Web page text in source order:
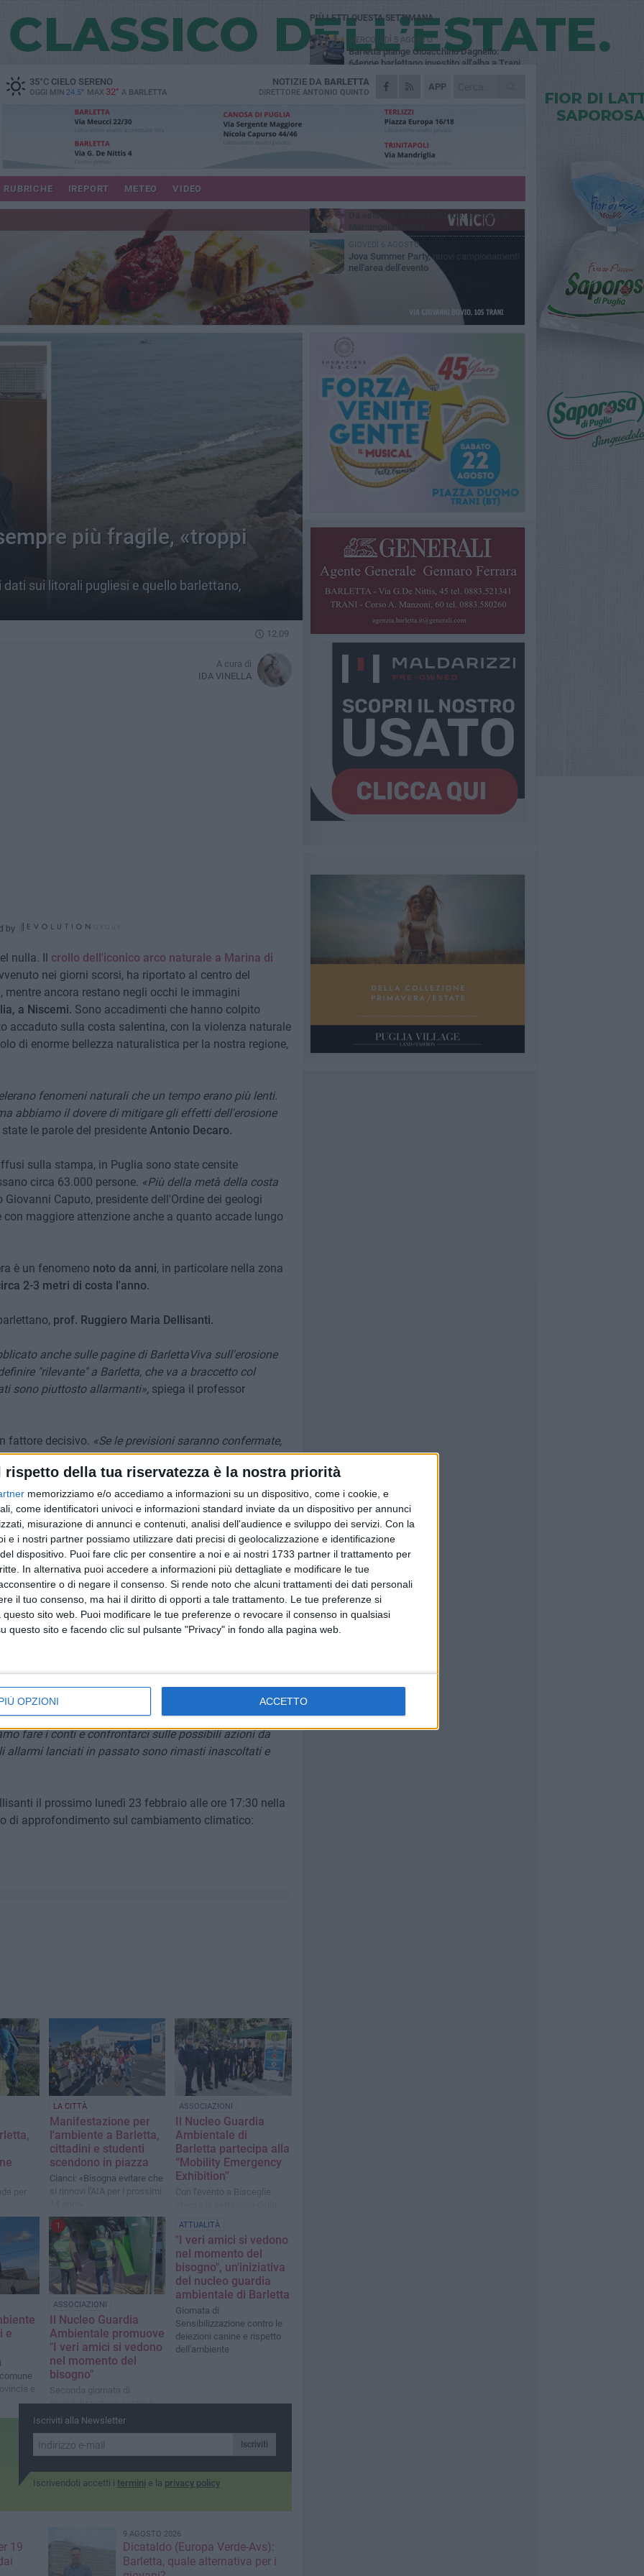
rispetto della tua riservatezza è la nostra priorità
memorizziamo e/o accediamo a informazioni su un dispositivo, come i cookie, e
come identificatori univoci e informazioni standard inviate da un dispositivo per annunci
misurazione di annunci e contenuti, analisi dell'audience e sviluppo dei servizi. Con la
e i nostri partner possiamo utilizzare dati precisi di geolocalizzazione e identificazione
dispositivo. Puoi fare clic per consentire a noi e ai nostri 1733 partner il trattamento per
In alternativa puoi accedere a informazioni più dettagliate e modificare le tue
o di negare il consenso. Si rende noto che alcuni trattamenti dei dati personali
il tuo consenso, ma hai il diritto di opporti a tale trattamento. Le tue preferenze si
sito web. Puoi modificare le tue preferenze o revocare il consenso in qualsiasi
questo sito e facendo clic sul pulsante "Privacy" in fondo alla pagina web.
OPZIONI ACCETTO
35°CCIELO SERENO
OGGI MIN 24.5° MAX 32° A BARLETTA
APP
NOTIZIE DA BARLETTA
DIRETTORE ANTONIO QUINTO
RUBRICHE IREPORT METEO VIDEO
più fragile, «troppi
dati sui litorali pugliesi e quello barlettano,
12.09
A cura di
IDA VINELLA
by
nulla. Il crollo dell'iconico arco naturale a Marina di
nei giorni scorsi, ha riportato al centro del
, mentre ancora restano negli occhi le immagini
a Niscemi. Sono accadimenti che hanno colpito
accaduto sulla costa salentina, con la violenza naturale
di enorme bellezza naturalistica per la nostra regione,
fenomeni naturali che un tempo erano più lenti.
abbiamo il dovere di mitigare gli effetti dell'erosione
le parole del presidente Antonio Decaro.
sulla stampa, in Puglia sono state censite
circa 63.000 persone. «Più della metà della costa
Giovanni Caputo, presidente dell'Ordine dei geologi
maggiore attenzione anche a quanto accade lungo
è un fenomeno noto da anni, in particolare nella zona
2-3 metri di costa l'anno.
prof. Ruggiero Maria Dellisanti.
anche sulle pagine di BarlettaViva sull'erosione
"rilevante" a Barletta, che va a braccetto col
sono piuttosto allarmanti»,spiega il professor
fattore decisivo. «Se le previsioni saranno confermate,
del livello del mare nel Golfo di Manfredonia tra i
nostra costa. Questo non farà altro che amplificare il
specifico di Barletta - dallo scarso apporto detritico».
il presente. L'antica linea di costa di Barletta era la
il fortino del Paraticchio alla fine dell'Ottocento, come
tempo, i depositi trasportati dal fiume Ofanto e
contribuito ad allargare alcuni tratti di arenile. Ma
detriti ha favorito l'arretramento della linea costiera.
a proseguire e potrebbe accentuarsi con il
foce il mare guadagnerebbe spazio con ulteriore
fare i conti e confrontarci sulle possibili azioni da
allarmi lanciati in passato sono rimasti inascoltati e
il prossimo lunedì 23 febbraio alle ore 17:30 nella
di approfondimento sul cambiamento climatico:
per
LA CITTÀ
Manifestazione per
l'ambiente a Barletta,
cittadini e studenti
scendono in piazza
Cianci: «Bisogna evitare che
si rinnovi l'AIA per i prossimi
ASSOCIAZIONI
Il Nucleo Guardia
Ambientale di
Barletta partecipa alla
“Mobility Emergency
Exhibition”
Con l'evento a Bisceglie
Protezione civile
e
e
1
ASSOCIAZIONI
Il Nucleo Guardia
Ambientale promuove
"I veri amici si vedono
nel momento del
bisogno"
Seconda giornata di
Sensibilizzazione contro le
deiezioni canine e rispetto
ATTUALITÀ
"I veri amici si vedono
nel momento del
bisogno", un'iniziativa
del nucleo guardia
ambientale di Barletta
Giornata di
Sensibilizzazione contro le
deiezioni canine e rispetto
dell'ambiente
Iscriviti alla Newsletter
Iscriviti
Iscrivendoti accetti i termini e la privacy policy
19
9 AGOSTO 2026
Dicataldo (Europa Verde-Avs):
Barletta, quale alternativa per i
PIÙ LETTI QUESTA SETTIMANA
MERCOLEDÌ 5 AGOSTO
Barletta piange Gioacchino Dagnello:
64enne barlettano investito all'alba a Trani
GIOVEDÌ 6 AGOSTO
Il ricordo di "Cecco", il benzinaio col
separavano dalla pensione»
VENERDÌ 7 AGOSTO
bloccato verso Bari
MERCOLEDÌ 5 AGOSTO
Jova Summer Party, giovedì mattina
VENERDÌ 7 AGOSTO
Da estetista a imprenditrice: la storia di
GIOVEDÌ 6 AGOSTO
Jova Summer Party, nuovi campionamenti
nell'area dell'evento